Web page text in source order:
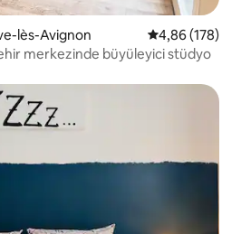
lès-Avignon 5 üzerinden
4,86 (178)
merkezinde büyüleyici stüdyo